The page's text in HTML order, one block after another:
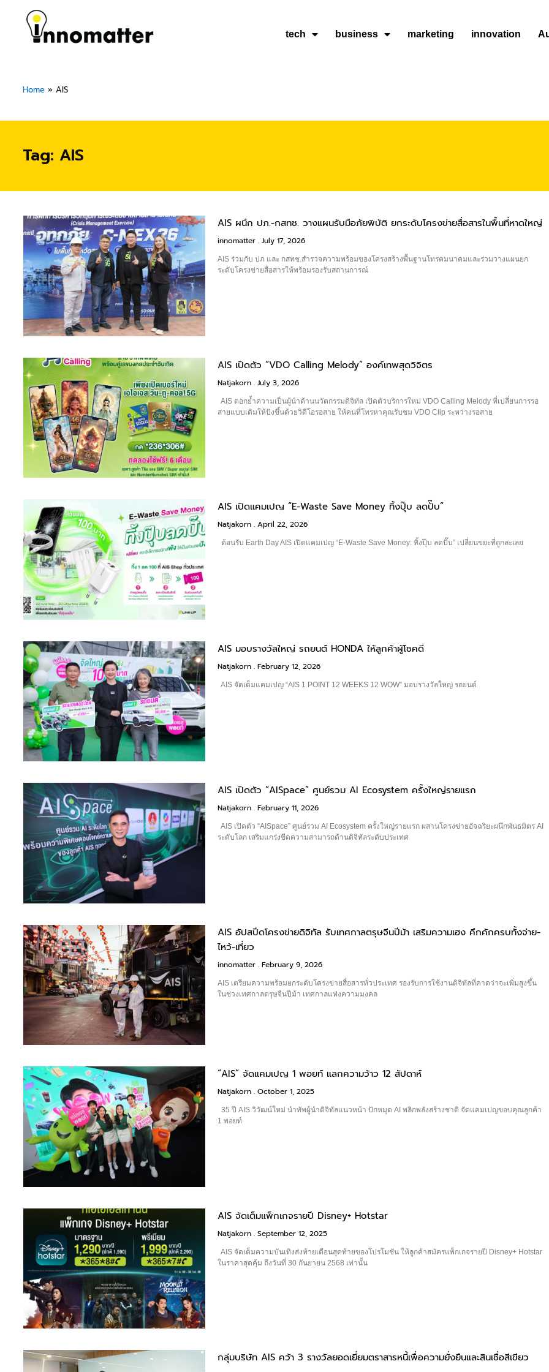
content
tech business marketing innovation
Home» AIS
Tag: AIS
AIS ผนึก ปภ.-กสทช. วางแผนรับมือภัยพิบัติ ยกระดับโครงข่ายสื่อสารในพื้นที่หาดใหญ่
innomatter July 17, 2026
AIS ร่วมกับ ปภ และ กสทช.สำรวจความพร้อมของโครงสร้างพื้นฐานโทรคมนาคมและร่วมวางแผนยก
ระดับโครงข่ายสื่อสารให้พร้อมรองรับสถานการณ์
AIS เปิดตัว “VDO Calling Melody” องค์เทพสุดวิจิตร
Natjakorn July 3, 2026
AIS ตอกย้ำความเป็นผู้นำด้านนวัตกรรมดิจิทัล เปิดตัวบริการใหม่ VDO Calling Melody ที่เปลี่ยนการรอ
สายแบบเดิมให้ปังขึ้นด้วยวิดีโอรอสาย ให้คนที่โทรหาคุณรับชม VDO Clip ระหว่างรอสาย
AIS เปิดแคมเปญ “E-Waste Save Money ทิ้งปุ๊บ ลดปั๊บ”
Natjakorn April 22, 2026
ต้อนรับ Earth Day AIS เปิดแคมเปญ “E-Waste Save Money: ทิ้งปุ๊บ ลดปั๊บ” เปลี่ยนขยะที่ถูกละเลย
AIS มอบรางวัลใหญ่ รถยนต์ HONDA ให้ลูกค้าผู้โชคดี
Natjakorn February 12, 2026
AIS จัดเต็มแคมเปญ “AIS 1 POINT 12 WEEKS 12 WOW” มอบรางวัลใหญ่ รถยนต์
AIS เปิดตัว “AISpace” ศูนย์รวม AI Ecosystem ครั้งใหญ่รายแรก
Natjakorn February 11, 2026
AIS เปิดตัว “AISpace” ศูนย์รวม AI Ecosystem ครั้งใหญ่รายแรก ผสานโครงข่ายอัจฉริยะผนึกพันธมิตร AI
ระดับโลก เสริมแกร่งขีดความสามารถด้านดิจิทัลระดับประเทศ
AIS อัปสปีดโครงข่ายดิจิทัล รับเทศกาลตรุษจีนปีม้า เสริมความเฮง คึกคักครบทั้งจ่าย-
ไหว้-เที่ยว
innomatter February 9, 2026
AIS เตรียมความพร้อมยกระดับโครงข่ายสื่อสารทั่วประเทศ รองรับการใช้งานดิจิทัลที่คาดว่าจะเพิ่มสูงขึ้น
ในช่วงเทศกาลตรุษจีนปีม้า เทศกาลแห่งความมงคล
“AIS” จัดแคมเปญ 1 พอยท์ แลกความว้าว 12 สัปดาห์
Natjakorn October 1, 2025
35 ปี AIS วิวัฒน์ใหม่ นำทัพผู้นำดิจิทัลแนวหน้า ปักหมุด AI พลิกพลังสร้างชาติ จัดแคมเปญขอบคุณลูกค้า
1 พอยท์
AIS จัดเต็มแพ็กเกจรายปี Disney+ Hotstar
Natjakorn September 12, 2025
AIS จัดเต็มความบันเทิงส่งท้ายเดือนสุดท้ายของโปรโมชัน ให้ลูกค้าสมัครแพ็กเกจรายปี Disney+ Hotstar
ในราคาสุดคุ้ม ถึงวันที่ 30 กันยายน 2568 เท่านั้น
กลุ่มบริษัท AIS คว้า 3 รางวัลยอดเยี่ยมตราสารหนี้เพื่อความยั่งยืนและสินเชื่อสีเขียว